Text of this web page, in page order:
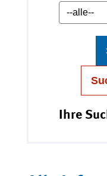
Ihre